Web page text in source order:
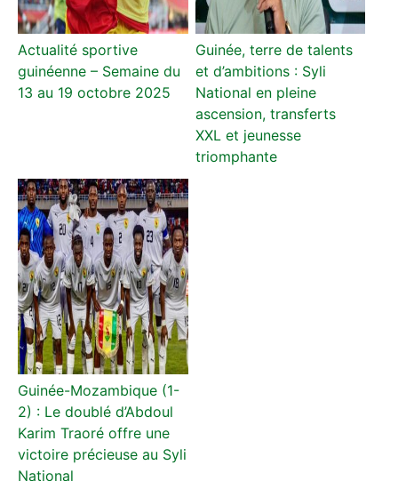
Actualité sportive
guinéenne – Semaine du
13 au 19 octobre 2025
Guinée, terre de talents
et d’ambitions : Syli
National en pleine
ascension, transferts
XXL et jeunesse
triomphante
Guinée-Mozambique (1-
2) : Le doublé d’Abdoul
Karim Traoré offre une
victoire précieuse au Syli
National